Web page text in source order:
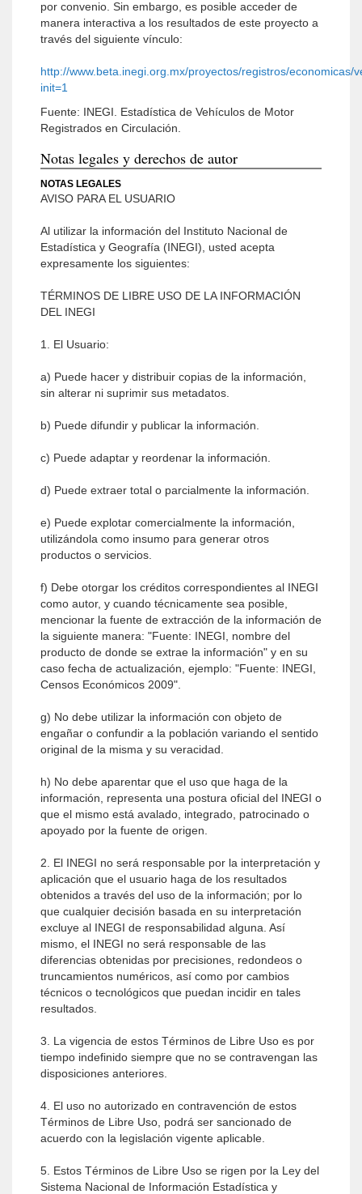
por convenio. Sin embargo, es posible acceder de
manera interactiva a los resultados de este proyecto a
través del siguiente vínculo:
http://www.beta.inegi.org.mx/proyectos/registros/economicas/
init=1
Fuente: INEGI. Estadística de Vehículos de Motor
Registrados en Circulación.
Notas legales y derechos de autor
NOTAS LEGALES
AVISO PARA EL USUARIO
Al utilizar la información del Instituto Nacional de
Estadística y Geografía (INEGI), usted acepta
expresamente los siguientes:
TÉRMINOS DE LIBRE USO DE LA INFORMACIÓN
DEL INEGI
1. El Usuario:
a) Puede hacer y distribuir copias de la información,
sin alterar ni suprimir sus metadatos.
b) Puede difundir y publicar la información.
c) Puede adaptar y reordenar la información.
d) Puede extraer total o parcialmente la información.
e) Puede explotar comercialmente la información,
utilizándola como insumo para generar otros
productos o servicios.
f) Debe otorgar los créditos correspondientes al INEGI
como autor, y cuando técnicamente sea posible,
mencionar la fuente de extracción de la información de
la siguiente manera: "Fuente: INEGI, nombre del
producto de donde se extrae la información" y en su
caso fecha de actualización, ejemplo: "Fuente: INEGI,
Censos Económicos 2009".
g) No debe utilizar la información con objeto de
engañar o confundir a la población variando el sentido
original de la misma y su veracidad.
h) No debe aparentar que el uso que haga de la
información, representa una postura oficial del INEGI o
que el mismo está avalado, integrado, patrocinado o
apoyado por la fuente de origen.
2. El INEGI no será responsable por la interpretación y
aplicación que el usuario haga de los resultados
obtenidos a través del uso de la información; por lo
que cualquier decisión basada en su interpretación
excluye al INEGI de responsabilidad alguna. Así
mismo, el INEGI no será responsable de las
diferencias obtenidas por precisiones, redondeos o
truncamientos numéricos, así como por cambios
técnicos o tecnológicos que puedan incidir en tales
resultados.
3. La vigencia de estos Términos de Libre Uso es por
tiempo indefinido siempre que no se contravengan las
disposiciones anteriores.
4. El uso no autorizado en contravención de estos
Términos de Libre Uso, podrá ser sancionado de
acuerdo con la legislación vigente aplicable.
5. Estos Términos de Libre Uso se rigen por la Ley del
Sistema Nacional de Información Estadística y